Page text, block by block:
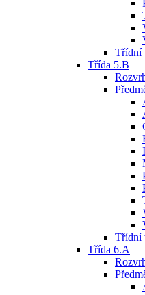
Třídní
Třída 5.B
Třídní
Třída 6.A